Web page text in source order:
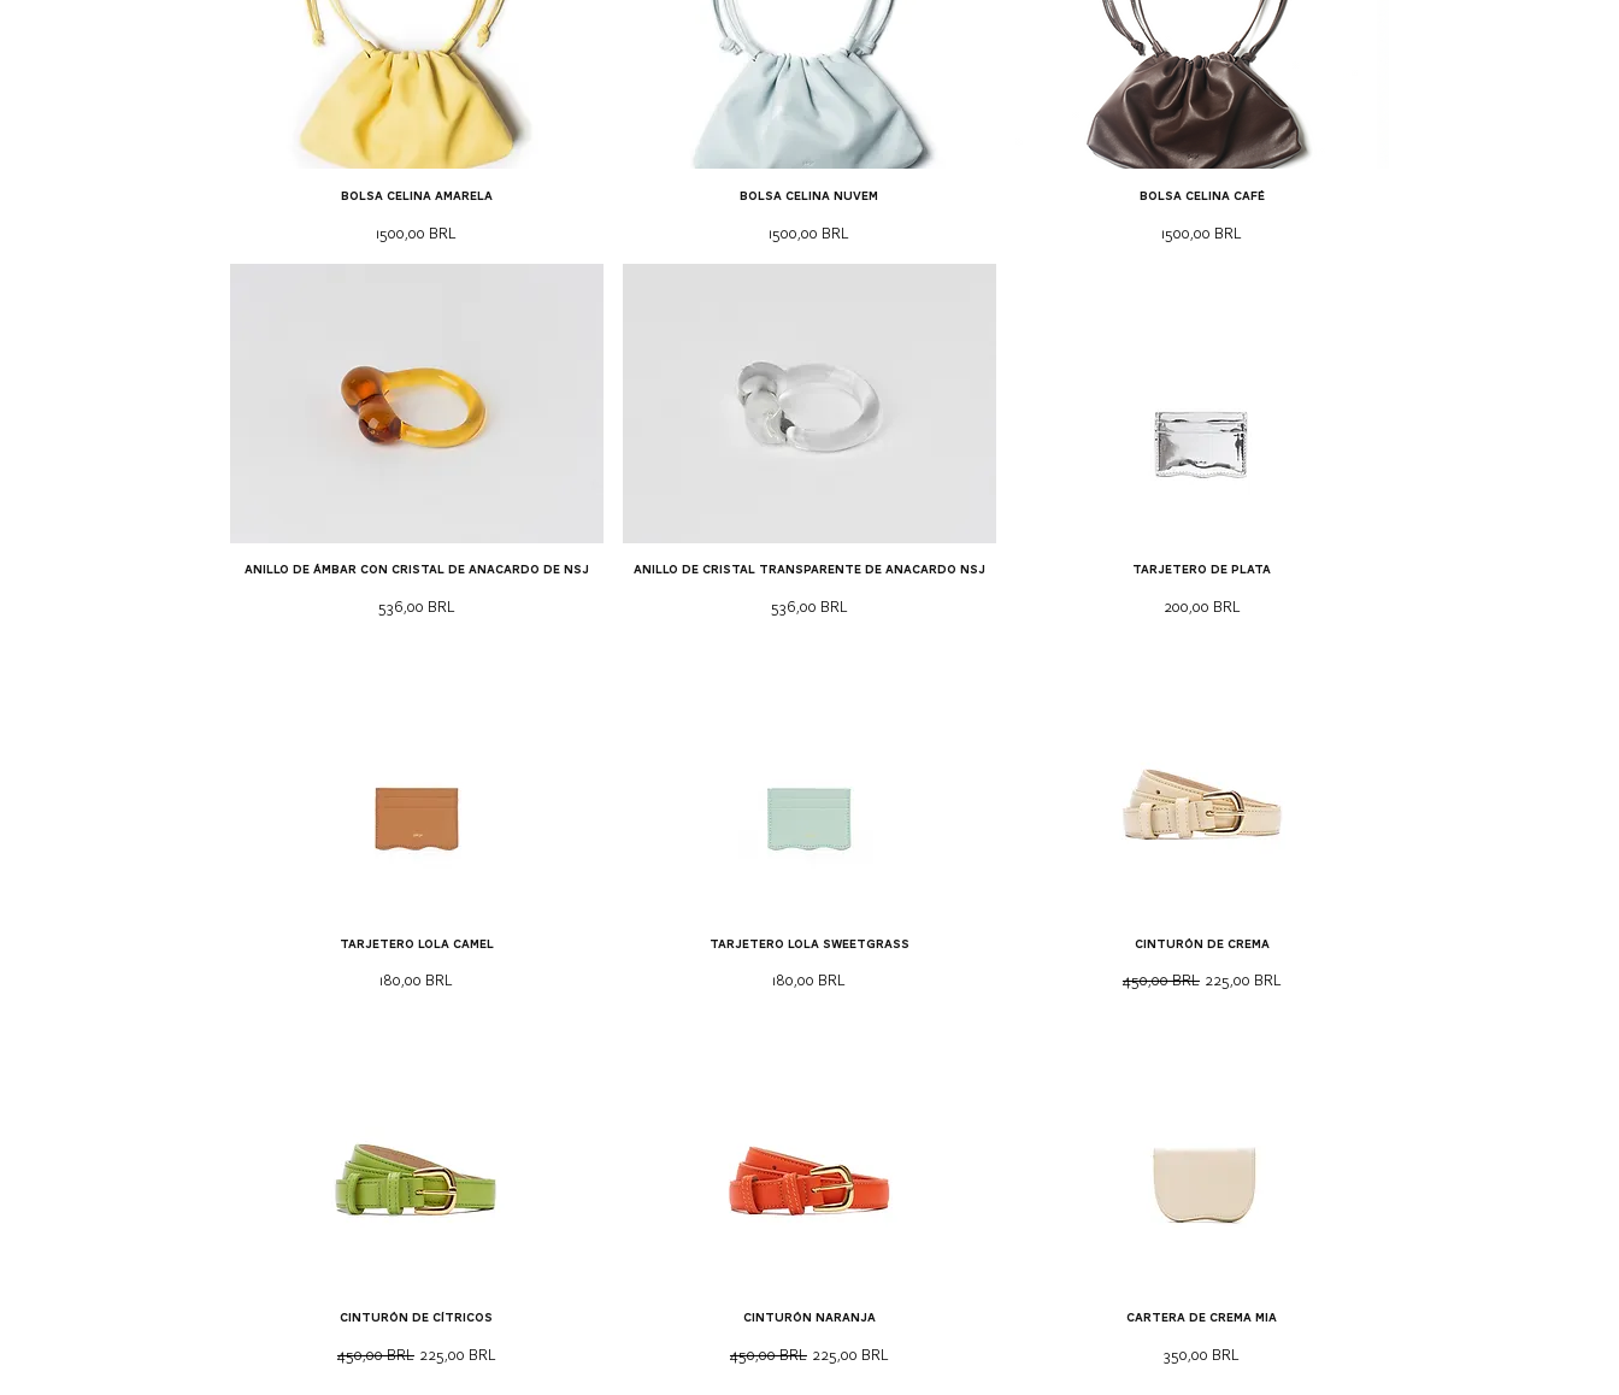
bolsa celina amarela
Precio
1500,00 BRL
bolsa celina nuvem
Precio
1500,00 BRL
bolsa celina café
Precio
1500,00 BRL
Anillo de ámbar con cristal de anacardo de NSJ
Precio
536,00 BRL
Anillo de cristal transparente de anacardo NSJ
Precio
536,00 BRL
Tarjetero de plata
Precio
200,00 BRL
Tarjetero lola camel
Precio
180,00 BRL
Tarjetero Lola Sweetgrass
Precio
180,00 BRL
Cinturón de crema
Precio
450,00 BRL Precio de oferta
225,00 BRL
cinturón de cítricos
Precio
450,00 BRL Precio de oferta
225,00 BRL
Cinturón naranja
Precio
450,00 BRL Precio de oferta
225,00 BRL
Cartera de crema Mia
Precio
350,00 BRL